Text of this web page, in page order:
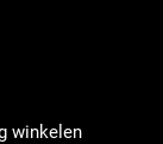
winkelen